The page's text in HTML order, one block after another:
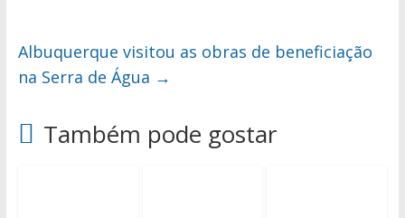
Albuquerque visitou as obras de beneficiação
na Serra de Água →
Também pode gostar